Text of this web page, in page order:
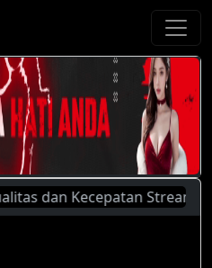
Kecepatan Streaming